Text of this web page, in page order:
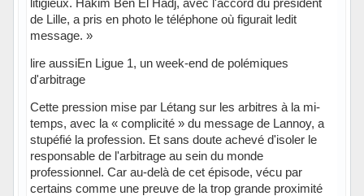
de Lille, a pris en photo le téléphone où figurait ledit
message. »
lire aussiEn Ligue 1, un week-end de polémiques
d'arbitrage
Cette pression mise par Létang sur les arbitres à la mi-
temps, avec la « complicité » du message de Lannoy, a
stupéfié la profession. Et sans doute achevé d'isoler le
responsable de l'arbitrage au sein du monde
professionnel. Car au-delà de cet épisode, vécu par
certains comme une preuve de la trop grande proximité